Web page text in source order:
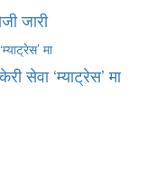
जारी
सेवा ‘म्याट्रेस’ मा